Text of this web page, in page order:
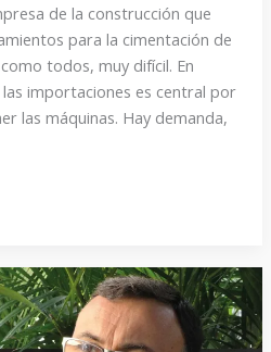
de la construcción que
para la cimentación de
todos, muy difícil. En
importaciones es central por
las máquinas. Hay demanda,